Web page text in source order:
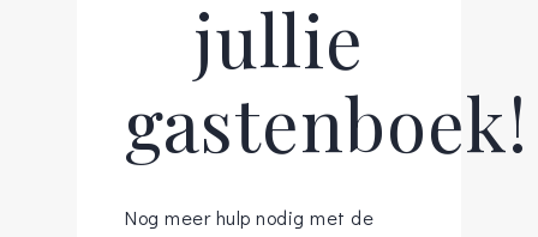
jullie
gastenboek!
Nog meer hulp nodig met de